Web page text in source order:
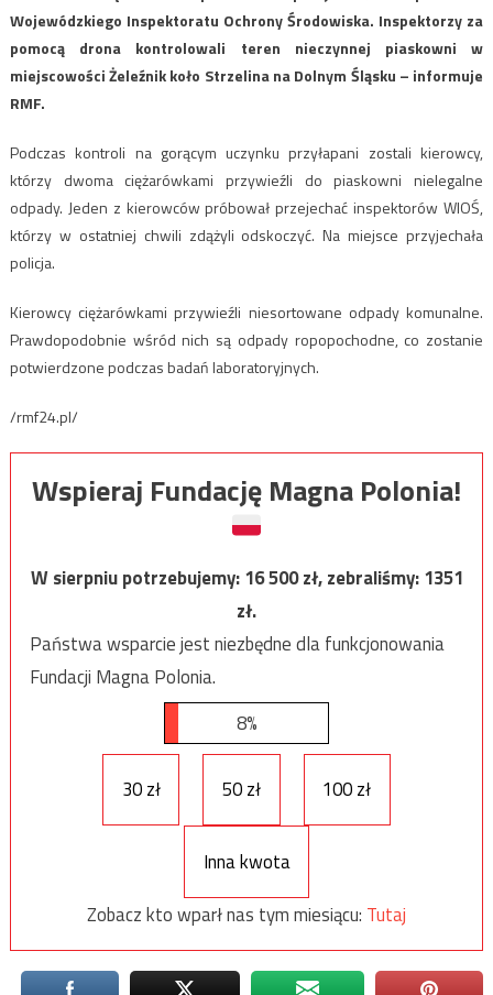
Wojewódzkiego Inspektoratu Ochrony Środowiska. Inspektorzy za
pomocą drona kontrolowali teren nieczynnej piaskowni w
miejscowości Żeleźnik koło Strzelina na Dolnym Śląsku – informuje
RMF.
Podczas kontroli na gorącym uczynku przyłapani zostali kierowcy,
którzy dwoma ciężarówkami przywieźli do piaskowni nielegalne
odpady. Jeden z kierowców próbował przejechać inspektorów WIOŚ,
którzy w ostatniej chwili zdążyli odskoczyć. Na miejsce przyjechała
policja.
Kierowcy ciężarówkami przywieźli niesortowane odpady komunalne.
Prawdopodobnie wśród nich są odpady ropopochodne, co zostanie
potwierdzone podczas badań laboratoryjnych.
/rmf24.pl/
Wspieraj Fundację Magna Polonia!
W sierpniu potrzebujemy:16 500zł, zebraliśmy:1351
zł.
Państwa wsparcie jest niezbędne dla funkcjonowania
Fundacji Magna Polonia.
8%
30 zł 50 zł 100 zł
Inna kwota
Zobacz kto wparł nas tym miesiącu: Tutaj